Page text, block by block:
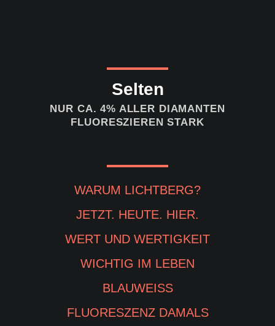
Selten
NUR CA. 4% ALLER DIAMANTEN
FLUORESZIEREN STARK
WARUM LICHTBERG?
JETZT. HEUTE. HIER.
WERT UND WERTIGKEIT
WICHTIG IM LEBEN
BLAUWEISS
FLUORESZENZ DAMALS